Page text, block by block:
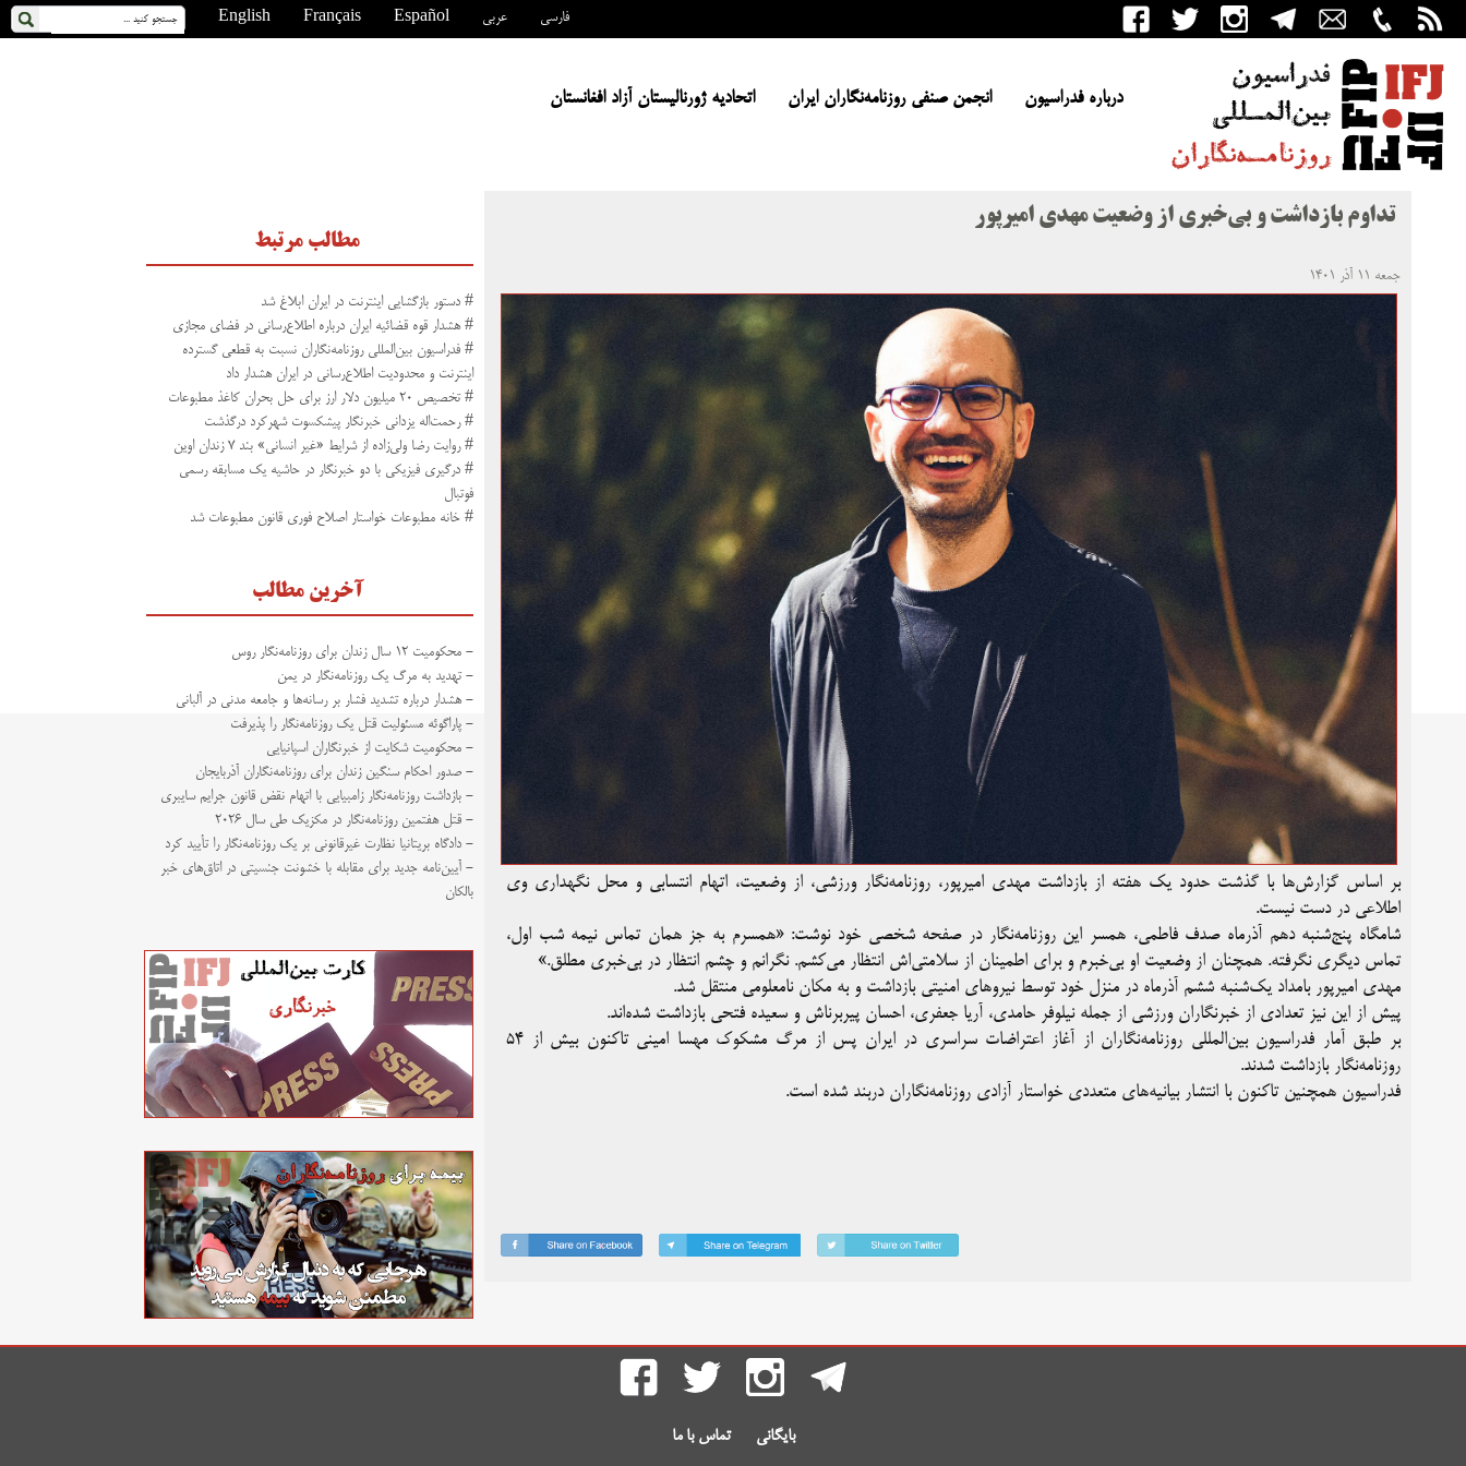
English Français Español عربی فارسی
درباره فدراسیون انجمن صنفی روزنامه‌نگاران ایران اتحادیه ژورنالیستان آزاد افغانستان
تداوم بازداشت و بی‌خبری از وضعیت مهدی امیرپور
جمعه ۱۱ آذر ۱۴۰۱
بر اساس گزارش‌ها با گذشت حدود یک هفته از بازداشت مهدی امیرپور، روزنامه‌نگار ورزشی، از وضعیت، اتهام انتسابی و محل نگهداری وی
اطلاعی در دست نیست.
شامگاه پنج‌شنبه دهم آذرماه صدف فاطمی، همسر این روزنامه‌نگار در صفحه شخصی خود نوشت: «همسرم به جز همان تماس نیمه شب اول،
تماس دیگری نگرفته. همچنان از وضعیت او بی‌خبرم و برای اطمینان از سلامتی‌اش انتظار می‌کشم. نگرانم و چشم انتظار در بی‌خبری مطلق.»
مهدی امیرپور بامداد یک‌شنبه ششم آذرماه در منزل خود توسط نیروهای امنیتی بازداشت و به مکان نامعلومی منتقل شد.
پیش از این نیز تعدادی از خبرنگاران ورزشی از جمله نیلوفر حامدی، آریا جعفری، احسان پیربرناش و سعیده فتحی بازداشت شده‌اند.
بر طبق آمار فدراسیون بین‌المللی روزنامه‌نگاران از آغاز اعتراضات سراسری در ایران پس از مرگ مشکوک مهسا امینی تاکنون بیش از ۵۴
روزنامه‌نگار بازداشت شدند.
فدراسیون همچنین تاکنون با انتشار بیانیه‌های متعددی خواستار آزادی روزنامه‌نگاران دربند شده است.
مطالب مرتبط
# دستور بازگشایی اینترنت در ایران ابلاغ شد
# هشدار قوه قضائیه ایران درباره اطلاع‌رسانی در فضای مجازی
# فدراسیون بین‌المللی روزنامه‌نگاران نسبت به قطعی گسترده
اینترنت و محدودیت اطلاع‌رسانی در ایران هشدار داد
# تخصیص ۲۰ میلیون دلار ارز برای حل بحران کاغذ مطبوعات
# رحمت‌اله یزدانی خبرنگار پیشکسوت شهرکرد درگذشت
# روایت رضا ولی‌زاده از شرایط «غیر انسانی» بند ۷ زندان اوین
# درگیری فیزیکی با دو خبرنگار در حاشیه یک مسابقه رسمی
فوتبال
# خانه مطبوعات خواستار اصلاح فوری قانون مطبوعات شد
آخرین مطالب
- محکومیت ۱۲ سال زندان برای روزنامه‌نگار روس
- تهدید به مرگ یک روزنامه‌نگار در یمن
- هشدار درباره تشدید فشار بر رسانه‌ها و جامعه مدنی در آلبانی
- پاراگوئه مسئولیت قتل یک روزنامه‌نگار را پذیرفت
- محکومیت شکایت از خبرنگاران اسپانیایی
- صدور احکام سنگین زندان برای روزنامه‌نگاران آذربایجان
- بازداشت روزنامه‌نگار زامبیایی با اتهام نقض قانون جرایم سایبری
- قتل هفتمین روزنامه‌نگار در مکزیک طی سال ۲۰۲۶
- دادگاه بریتانیا نظارت غیرقانونی بر یک روزنامه‌نگار را تأیید کرد
- آیین‌نامه جدید برای مقابله با خشونت جنسیتی در اتاق‌های خبر
بالکان
بایگانی تماس با ما